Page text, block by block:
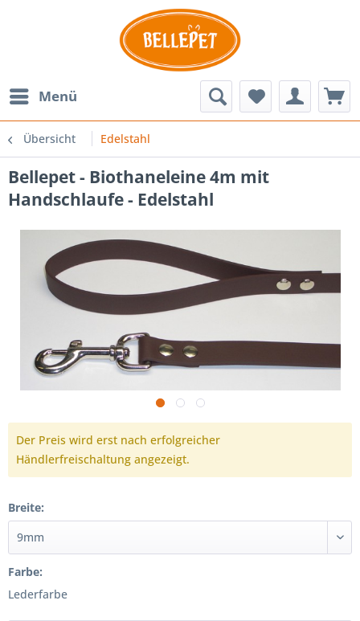
Menü
Übersicht Edelstahl
Bellepet - Biothaneleine 4m mit
Handschlaufe - Edelstahl
Der Preis wird erst nach erfolgreicher
Händlerfreischaltung angezeigt.
Breite:
Farbe:
Lederfarbe